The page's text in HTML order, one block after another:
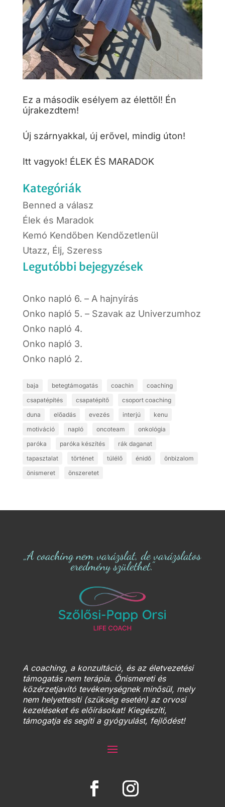
Ez a második esélyem az élettől! Én
újrakezdtem!
Új szárnyakkal, új erővel, mindig úton!
Itt vagyok! ÉLEK ÉS MARADOK
Kategóriák
Benned a válasz
Élek és Maradok
Kemó Kendőben Kendőzetlenül
Utazz, Élj, Szeress
Legutóbbi bejegyzések
Onko napló 6. – A hajnyírás
Onko napló 5. – Szavak az Univerzumhoz
Onko napló 4.
Onko napló 3.
Onko napló 2.
baja betegtámogatás coachin
coaching
csapatépítés
csapatépítő
csoport coaching
duna
előadás evezés interjú
kenu
motiváció
napló oncoteam
onkológia
paróka
paróka készítés
rák daganat
tapasztalat
történet túlélő énidő
önbizalom
önismeret
önszeretet
„A coaching nem varázslat, de varázslatos
eredmény születhet.”
A coaching, a konzultáció, és az életvezetési
támogatás nem terápia. Önismereti és
közérzetjavító tevékenységnek minősül, mely
nem helyettesíti (szükség esetén) az orvosi
kezeléseket és előírásokat! Kiegészíti,
támogatja és segíti a gyógyulást, fejlődést!